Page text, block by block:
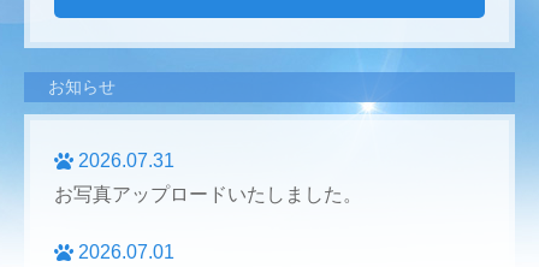
お知らせ
2026.07.31
お写真アップロードいたしました。
2026.07.01